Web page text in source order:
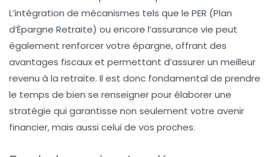
L’intégration de mécanismes tels que le PER (Plan
d’Épargne Retraite) ou encore l’assurance vie peut
également renforcer votre épargne, offrant des
avantages fiscaux et permettant d’assurer un meilleur
revenu à la retraite. Il est donc fondamental de prendre
le temps de bien se renseigner pour élaborer une
stratégie qui garantisse non seulement votre avenir
financier, mais aussi celui de vos proches.